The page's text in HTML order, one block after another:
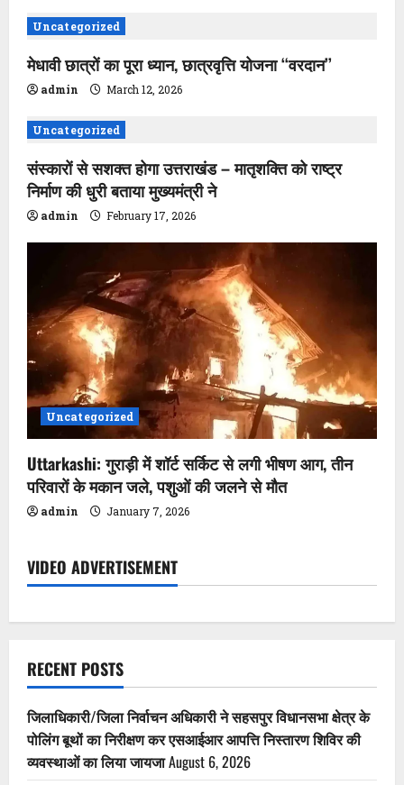
i
g
a
t
i
o
Uncategorized
मेधावी छात्रों का पूरा ध्यान, छात्रवृत्ति योजना ‘‘वरदान’’
admin March 12, 2026
Uncategorized
संस्कारों से सशक्त होगा उत्तराखंड – मातृशक्ति को राष्ट्र
निर्माण की धुरी बताया मुख्यमंत्री ने
admin February 17, 2026
Uncategorized
Uttarkashi: गुराड़ी में शॉर्ट सर्किट से लगी भीषण आग, तीन
परिवारों के मकान जले, पशुओं की जलने से मौत
admin January 7, 2026
VIDEO ADVERTISEMENT
RECENT POSTS
जिलाधिकारी/जिला निर्वाचन अधिकारी ने सहसपुर विधानसभा क्षेत्र के
पोलिंग बूथों का निरीक्षण कर एसआईआर आपत्ति निस्तारण शिविर की
व्यवस्थाओं का लिया जायजाAugust 6, 2026